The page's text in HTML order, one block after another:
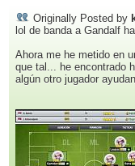
Originally Posted by
lol de banda a Gandalf
Ahora me he metido en
que tal... he encontrado
algún otro jugador